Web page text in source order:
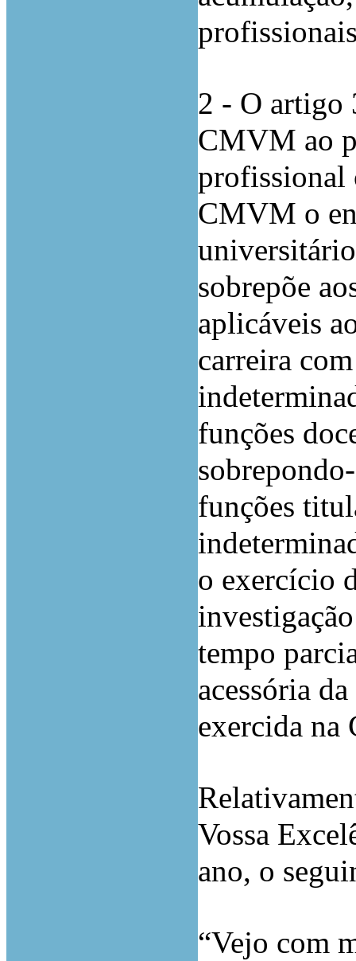
2 - O artigo
CMVM ao
profissional
CMVM o
sobrepõe
aplicáveis
carreira
funções
funções
o exercício
tempo
acessória
exercida
Vossa
ano, o
“Vejo com